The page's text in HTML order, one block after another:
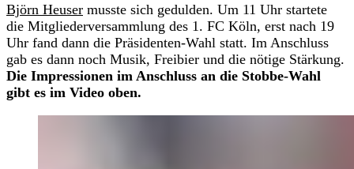
Björn Heuser musste sich gedulden. Um 11 Uhr startete
die Mitgliederversammlung des 1. FC Köln, erst nach 19
Uhr fand dann die Präsidenten-Wahl statt. Im Anschluss
gab es dann noch Musik, Freibier und die nötige Stärkung.
Die Impressionen im Anschluss an die Stobbe-Wahl
gibt es im Video oben.